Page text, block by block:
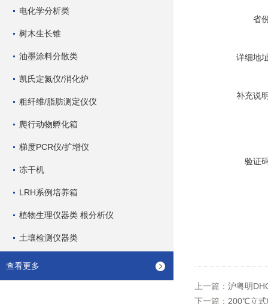
电化学分析类
树木生长锥
油墨涂料分散类
凯氏定氮仪/消化炉
粗纤维/脂肪测定仪仪
爬行动物孵化箱
梯度PCR仪/扩增仪
冻干机
LRH系例培养箱
植物生理仪器类 根分析仪
土壤检测仪器类
查看更多
省
详细地
补充说
验证
上一篇： 沪粤明
下一篇： 200℃立式